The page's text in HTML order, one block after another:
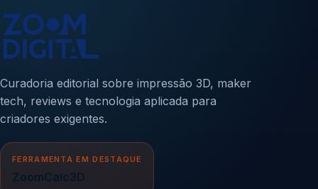
Curadoria editorial sobre impressão 3D, maker
tech, reviews e tecnologia aplicada para
criadores exigentes.
FERRAMENTA EM DESTAQUE
ZoomCalc3D